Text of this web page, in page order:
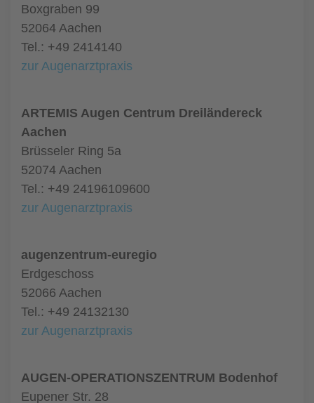
Boxgraben 99
52064 Aachen
Tel.: +49 2414140
zur Augenarztpraxis
ARTEMIS Augen Centrum Dreiländereck
Aachen
Brüsseler Ring 5a
52074 Aachen
Tel.: +49 24196109600
zur Augenarztpraxis
augenzentrum-euregio
Erdgeschoss
52066 Aachen
Tel.: +49 24132130
zur Augenarztpraxis
AUGEN-OPERATIONSZENTRUM Bodenhof
Eupener Str. 28